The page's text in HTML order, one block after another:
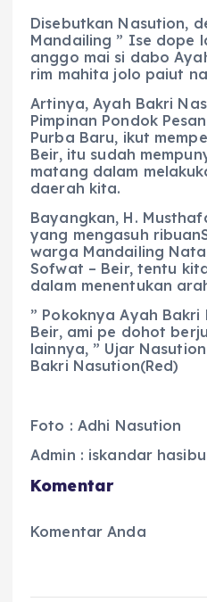
Disebutkan Nasution,
Mandailing ” Ise dope
anggo mai si dabo
rim mahita jolo paiut
Artinya, Ayah Bakri
Pimpinan Pondok
Purba Baru, ikut
Beir, itu sudah
matang dalam
daerah kita.
Bayangkan, H.
yang mengasuh
warga Mandailing
Sofwat – Beir, tentu
dalam menentukan
” Pokoknya Ayah
Beir, ami pe dohot
lainnya, ” Ujar
Bakri Nasution(Red)
Foto : Adhi Nasution
Admin : iskandar
Komentar
Komentar Anda